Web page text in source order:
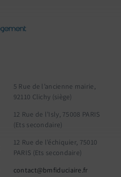
5 Rue de l’ancienne mairie,
92110 Clichy (siège)
12 Rue de l’Isly, 75008 PARIS
(Ets secondaire)
12 Rue de l’échiquier, 75010
PARIS (Ets secondaire)
contact@bmfiduciaire.fr